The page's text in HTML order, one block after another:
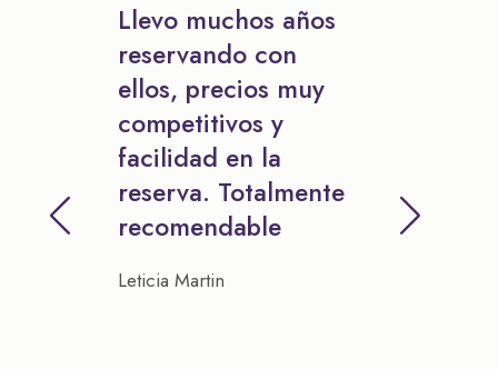
Llevo muchos años
reservando con
ellos, precios muy
competitivos y
facilidad en la
reserva. Totalmente
recomendable
Leticia Martin